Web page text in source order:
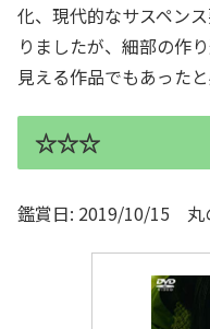
化、現代的なサスペン
りましたが、細部の作
見える作品でもあったと
☆☆☆
鑑賞日: 2019/10/15 丸